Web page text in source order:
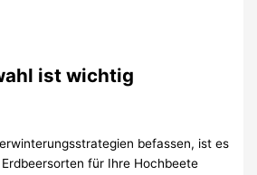
ist wichtig
befassen, ist es
für Ihre Hochbeete